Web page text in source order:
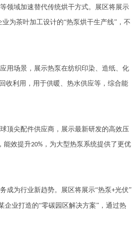
域加速替代传统烘干方式。展区将展示
为茶叶加工设计的“热泵烘干生产线”，不
场景，展示热泵在纺织印染、造纸、化
收利用，用于供暖、热水供应等，综合能
尖配件供应商，展示最新研发的高效压
，能效提升20% ，为大型热泵系统提供了更优
成为行业新趋势。展区将展示“热泵+光伏”
企业打造的“零碳园区解决方案”，通过热